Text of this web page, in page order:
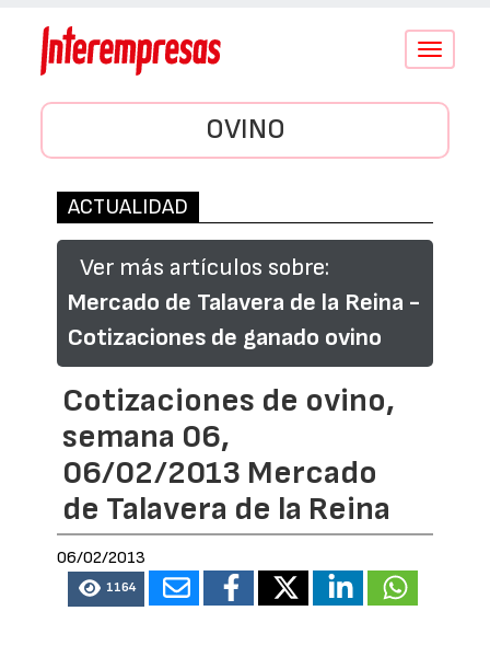
Conmutar
OVINO
ACTUALIDAD
Ver más artículos sobre:
Mercado de Talavera de la Reina -
Cotizaciones de ganado ovino
Cotizaciones de ovino,
semana 06,
06/02/2013 Mercado
de Talavera de la Reina
06/02/2013
1164